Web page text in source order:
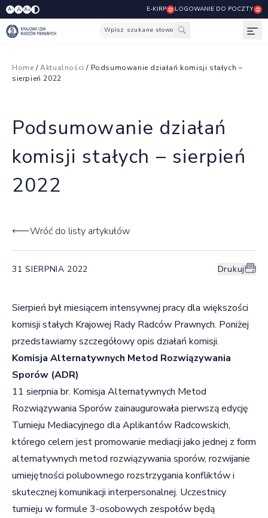
A- A A+ E-KIRP LOGOWANIE DO POCZTY
Wpisz szukane słowo
Home /Aktualności / Podsumowanie działań komisji stałych –
sierpień 2022
Podsumowanie działań
komisji stałych – sierpień
2022
Wróć do listy artykułów
31 SIERPNIA 2022 Drukuj
Sierpień był miesiącem intensywnej pracy dla większości
komisji stałych Krajowej Rady Radców Prawnych. Poniżej
przedstawiamy szczegółowy opis działań komisji.
Komisja Alternatywnych Metod Rozwiązywania
Sporów (ADR)
11 sierpnia br. Komisja Alternatywnych Metod
Rozwiązywania Sporów zainaugurowała pierwszą edycję
Turnieju Mediacyjnego dla Aplikantów Radcowskich,
którego celem jest promowanie mediacji jako jednej z form
alternatywnych metod rozwiązywania sporów, rozwijanie
umiejętności polubownego rozstrzygania konfliktów i
skutecznej komunikacji interpersonalnej. Uczestnicy
turnieju w formule 3-osobowych zespołów będą